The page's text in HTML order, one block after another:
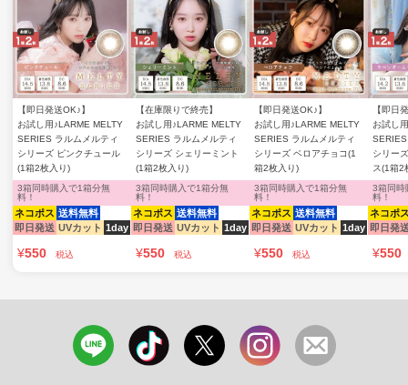
【即日発送OK♪】
お試し用♪LARME MELTY
SERIES ラルムメルティ
シリーズ ピンクチュール
(1箱2枚入り)
ネコポス 送料無料
即日発送 UVカット 1day
3箱同時購入で1箱分無
料！
¥550 税込
【在庫限りで終売】
お試し用♪LARME MELTY
SERIES ラルムメルティ
シリーズ シェリーミント
(1箱2枚入り)
ネコポス 送料無料
即日発送 UVカット 1day
3箱同時購入で1箱分無
料！
¥550 税込
【即日発送OK♪】
お試し用♪LARME MELTY
SERIES ラルムメルティ
シリーズ ベロアチョコ(1
箱2枚入り)
ネコポス 送料無料
即日発送 UVカット 1day
3箱同時購入で1箱分無
料！
¥550 税込
【即日
お試し
シリー
ス(1箱2
ネコポ
即日発
3箱同時
料！
¥550